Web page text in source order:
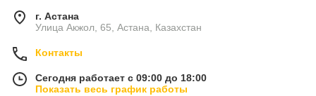
г. Астана
Улица Акжол, 65, Астана, Казахстан
Контакты
Сегодня работает с 09:00 до 18:00
Показать весь график работы